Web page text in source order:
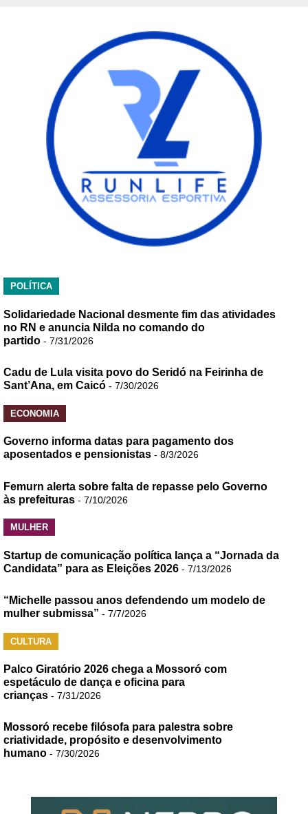
POLÍTICA
Solidariedade Nacional desmente fim das atividades
no RN e anuncia Nilda no comando do
partido - 7/31/2026
Cadu de Lula visita povo do Seridó na Feirinha de
Sant’Ana, em Caicó - 7/30/2026
ECONOMIA
Governo informa datas para pagamento dos
aposentados e pensionistas - 8/3/2026
Femurn alerta sobre falta de repasse pelo Governo
às prefeituras - 7/10/2026
MULHER
Startup de comunicação política lança a “Jornada da
Candidata” para as Eleições 2026 - 7/13/2026
“Michelle passou anos defendendo um modelo de
mulher submissa” - 7/7/2026
CULTURA
Palco Giratório 2026 chega a Mossoró com
espetáculo de dança e oficina para
crianças - 7/31/2026
Mossoró recebe filósofa para palestra sobre
criatividade, propósito e desenvolvimento
humano - 7/30/2026